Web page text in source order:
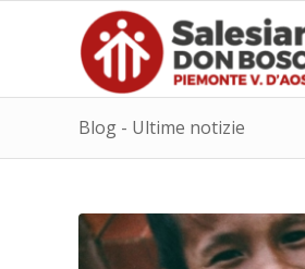
Blog - Ultime notizie